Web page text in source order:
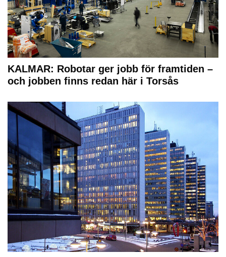
KALMAR: Robotar ger jobb för framtiden –
och jobben finns redan här i Torsås